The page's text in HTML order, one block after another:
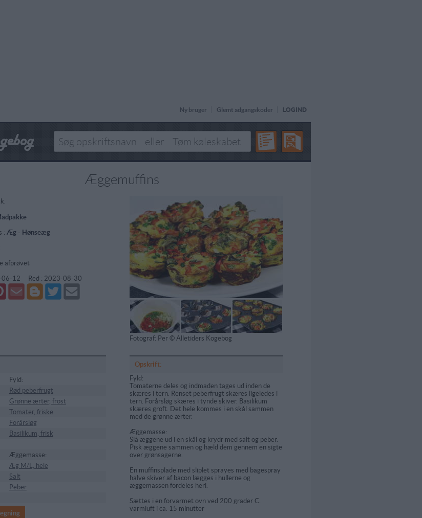
Ny bruger Glemt adgangskoder LOGIND
Æggemuffins
: Æg- Hønseæg
afprøvet
06-12 Red : 2023-08-30
Send
via
GMail
Del
på
Blogger
Del
på
Twitter
Send
mail
Fotograf: Per © Alletiders Kogebog
Fyld:
Rød peberfrugt
Grønne ærter, frost
Tomater, friske
Forårsløg
Basilikum, frisk
Æggemasse:
Æg M/L, hele
Salt
Peber
Opskrift:
Fyld:
Tomaterne deles og indmaden tages ud inden de
skæres i tern. Renset peberfrugt skæres ligeledes i
tern. Forårsløg skæres i tynde skiver. Basilikum
skæres groft. Det hele kommes i en skål sammen
med de grønne ærter.
Æggemasse:
Slå æggene ud i en skål og krydr med salt og peber.
Pisk æggene sammen og hæld dem gennem en sigte
over grønsagerne.
En muffinsplade med sliplet sprayes med bagespray
halve skiver af bacon lægges i hullerne og
æggemassen fordeles heri.
Sættes i en forvarmet ovn ved 200 grader C.
varmluft i ca. 15 minutter